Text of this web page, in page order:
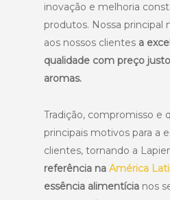
inovação e melhoria
produtos. Nossa principal
aos nossos clientes a
qualidade com preço
aromas.
Tradição, compromisso e
principais motivos para a
clientes, tornando a
referência na América
essência alimentícia nos